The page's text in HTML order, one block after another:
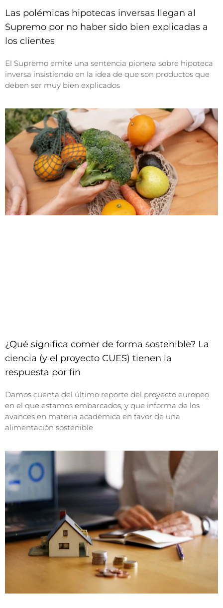
Las polémicas hipotecas inversas llegan al
Supremo por no haber sido bien explicadas a
los clientes
El Supremo emite una sentencia pionera sobre hipoteca
inversa insistiendo en la idea de que son productos que
deben ser muy bien explicados
¿Qué significa comer de forma sostenible? La
ciencia (y el proyecto CUES) tienen la
respuesta por fin
Damos cuenta del último reporte del proyecto europeo
en el que estamos embarcados, y que informa de los
avances en materia académica en favor de una
alimentación sostenible